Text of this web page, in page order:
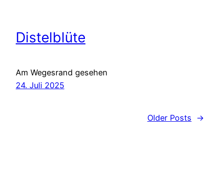
Distelblüte
Am Wegesrand gesehen
24. Juli 2025
Older Posts →